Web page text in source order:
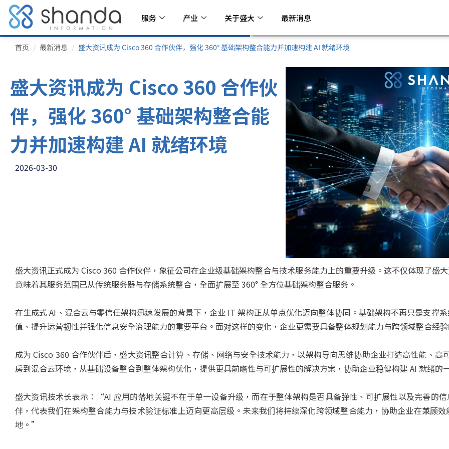
服务 产业 关于盛大 最新消息
首页 最新消息 盛大资讯成为 Cisco 360 合作伙伴，强化 360° 基础架构整合能力并加速构建 AI 就绪环境
盛大资讯成为 Cisco 360 合作伙
伴，强化 360° 基础架构整合能
力并加速构建 AI 就绪环境
2026-03-30
盛大资讯正式成为 Cisco 360 合作伙伴，象征公司在企业级基础架构整合与技术服务能力上的重要升级。这不仅体现了盛
意味着其服务范围已从传统服务器与存储系统整合，全面扩展至 360° 全方位基础架构整合服务。
在生成式 AI、混合云与零信任架构迅速发展的背景下，企业 IT 架构正从单点优化迈向整体协同。基础架构不再只是支撑
值、提升运营韧性并强化信息安全治理能力的重要平台。面对这样的变化，企业更需要具备整体规划能力与跨领域整合经
成为 Cisco 360 合作伙伴后，盛大资讯整合计算、存储、网络与安全技术能力，以架构导向思维协助企业打造高性能、高
房到混合云环境，从基础设备整合到整体架构优化，提供更具前瞻性与可扩展性的解决方案，协助企业稳健构建 AI 就绪的
盛大资讯技术长表示：“AI 应用的落地关键不在于单一设备升级，而在于整体架构是否具备弹性、可扩展性以及完善的
伴，代表我们在架构整合能力与技术验证标准上迈向更高层级。未来我们将持续深化跨领域整合能力，协助企业在兼顾
地。”